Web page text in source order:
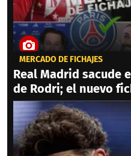
MERCADO DE FICHAJES
Real Madrid sacude
de Rodri; el nuevo